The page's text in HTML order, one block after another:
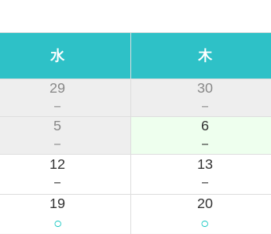
水 木
29
－
30
－
5
－
6
－
12
－
13
－
19
○
20
○